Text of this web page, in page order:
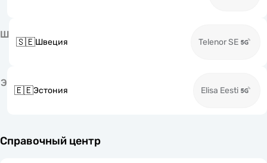
Ш
🇸🇪Швеция Telenor SE
Э
🇪🇪Эстония Elisa Eesti
Справочный центр